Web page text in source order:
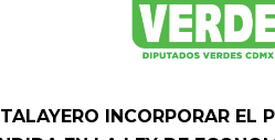
INCORPORAR EL